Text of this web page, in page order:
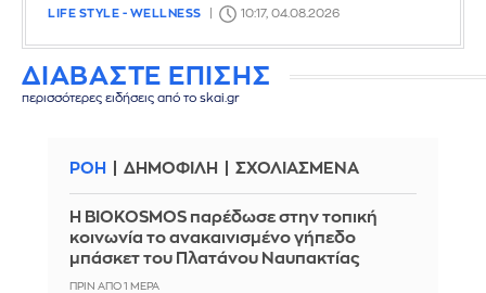
LIFE STYLE - WELLNESS 10:17, 04.08.2026
ΔΙΑΒΑΣΤΕ ΕΠΙΣΗΣ
περισσότερες ειδήσεις από το skai.gr
ΡΟΗ ΔΗΜΟΦΙΛΗ ΣΧΟΛΙΑΣΜΕΝΑ
Η BIOKOSMOS παρέδωσε στην τοπική
κοινωνία το ανακαινισμένο γήπεδο
μπάσκετ του Πλατάνου Ναυπακτίας
ΠΡΙΝ ΑΠΌ 1 ΜΈΡΑ